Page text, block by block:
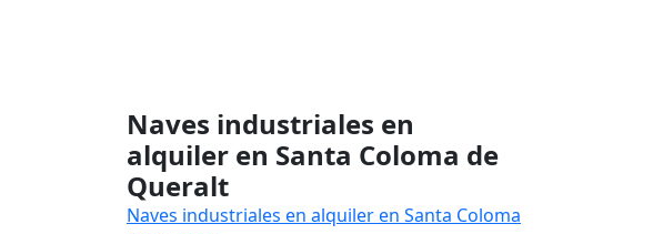
Naves industriales en
alquiler en Santa Coloma de
Queralt
Naves industriales en alquiler en Santa Coloma